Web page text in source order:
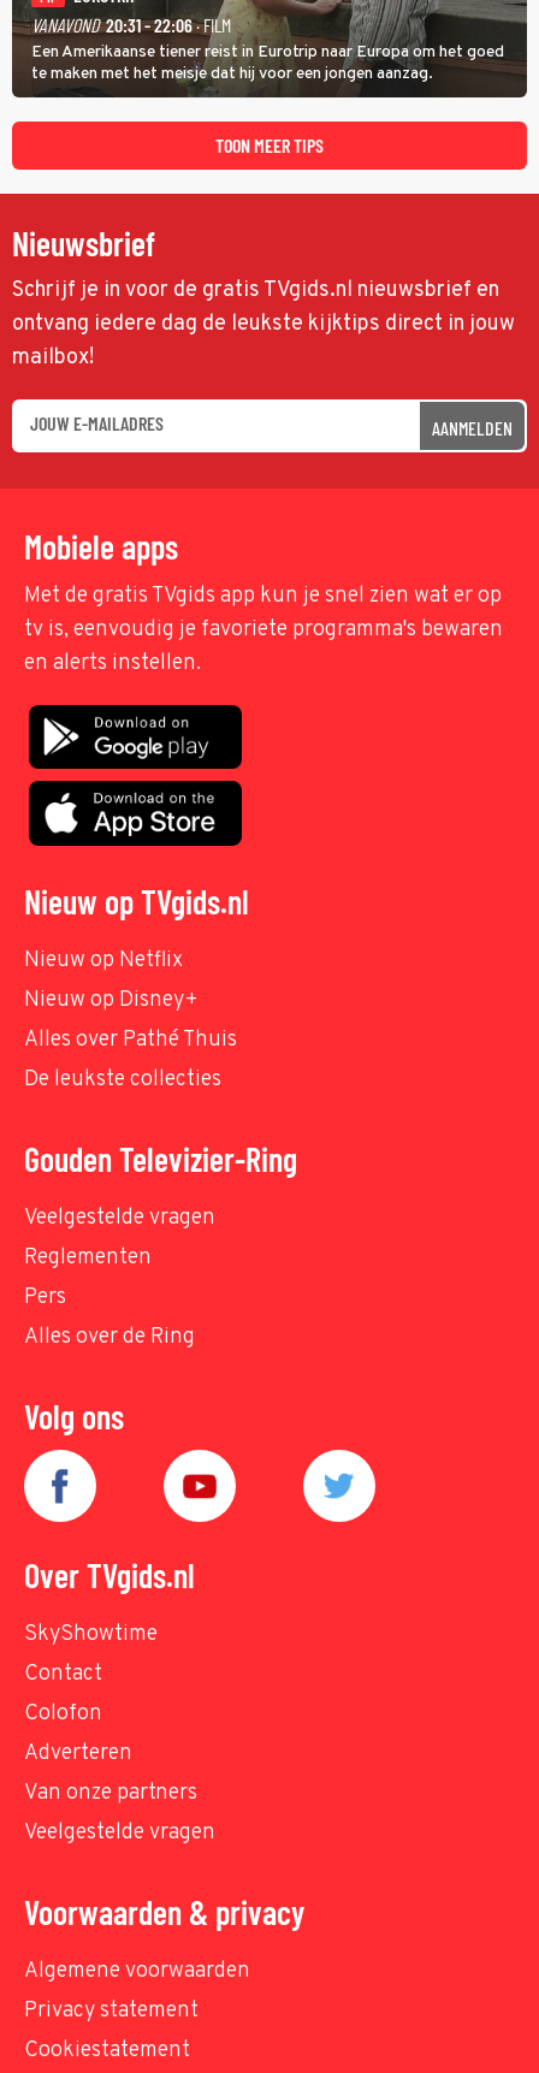
VANAVOND 20:31 - 22:06· FILM
Een Amerikaanse tiener reist in Eurotrip naar Europa om het goed
te maken met het meisje dat hij voor een jongen aanzag.
TOON MEER TIPS
Nieuwsbrief
Schrijf je in voor de gratis TVgids.nl nieuwsbrief en
ontvang iedere dag de leukste kijktips direct in jouw
mailbox!
AANMELDEN
Mobiele apps
Met de gratis TVgids app kun je snel zien wat er op
tv is, eenvoudig je favoriete programma's bewaren
en alerts instellen.
Nieuw op TVgids.nl
Nieuw op Netflix
Nieuw op Disney+
Alles over Pathé Thuis
De leukste collecties
Gouden Televizier-Ring
Veelgestelde vragen
Reglementen
Pers
Alles over de Ring
Volg ons
Over TVgids.nl
SkyShowtime
Contact
Colofon
Adverteren
Van onze partners
Veelgestelde vragen
Voorwaarden & privacy
Algemene voorwaarden
Privacy statement
Cookiestatement